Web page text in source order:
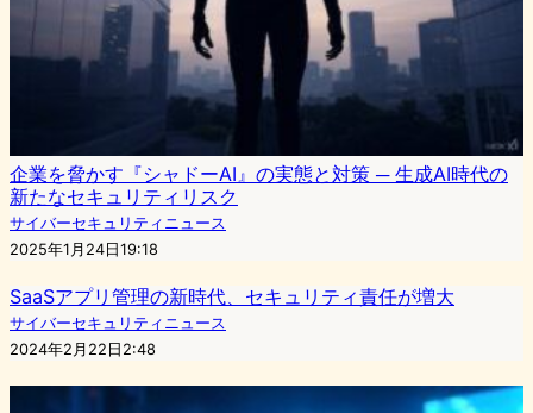
企業を脅かす『シャドーAI』の実態と対策 ─ 生成AI時代の
新たなセキュリティリスク
サイバーセキュリティニュース
2025年1月24日19:18
SaaSアプリ管理の新時代、セキュリティ責任が増大
サイバーセキュリティニュース
2024年2月22日2:48